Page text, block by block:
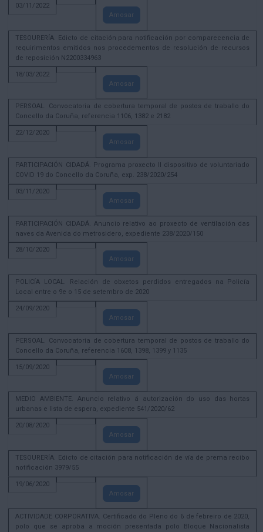
03/11/2022
Amosar
TESOURERÍA. Edicto de citación para notificación por comparecencia de
requirimentos emitidos nos procedementos de resolución de recursos
de reposición N2200334963
18/03/2022
Amosar
PERSOAL. Convocatoria de cobertura temporal de postos de traballo do
Concello da Coruña, referencia 1106, 1382 e 2182
22/12/2020
Amosar
PARTICIPACIÓN CIDADÁ. Programa proxecto II dispositivo de voluntariado
COVID 19 do Concello da Coruña, exp. 238/2020/254
03/11/2020
Amosar
PARTICIPACIÓN CIDADÁ. Anuncio relativo ao proxecto de ventilación das
naves da Avenida do metrosidero, expediente 238/2020/150
28/10/2020
Amosar
POLICÍA LOCAL. Relación de obxetos perdidos entregados na Policía
Local entre o 9e o 15 de setembro de 2020
24/09/2020
Amosar
PERSOAL. Convocatoria de cobertura temporal de postos de traballo do
Concello da Coruña, referencia 1608, 1398, 1399 y 1135
15/09/2020
Amosar
MEDIO AMBIENTE. Anuncio relativo á autorización do uso das hortas
urbanas e lista de espera, expediente 541/2020/62
20/08/2020
Amosar
TESOURERÍA. Edicto de citación para notificación de vía de prema recibo
notificación 3979/55
19/06/2020
Amosar
ACTIVIDADE CORPORATIVA. Certificado do Pleno do 6 de febreiro de 2020,
polo que se aproba a moción presentada polo Bloque Nacionalista